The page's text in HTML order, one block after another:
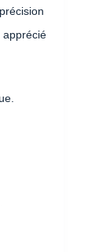
apprécié